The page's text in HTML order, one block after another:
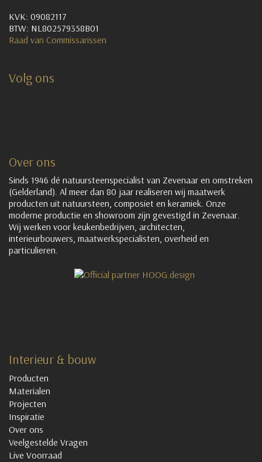
KVK: 09082117
BTW: NL802579358B01
Raad van Commissarissen
Volg ons
Over ons
Sinds 1946 dé natuursteenspecialist van Zevenaar en omstreken
(Gelderland). Al meer dan 80 jaar realiseren wij maatwerk
producten uit natuursteen, composiet en keramiek. Onze
moderne productie en showroom zijn gevestigd in Zevenaar.
Wij werken voor keukenbedrijven, architecten,
interieurbouwers, maatwerkspecialisten, overheid en
particulieren.
Interieur & bouw
Producten
Materialen
Projecten
Inspiratie
Over ons
Veelgestelde Vragen
Live Voorraad